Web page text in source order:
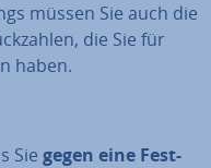
müssen Sie auch die
die Sie für
haben.
Sie gegen eine Fest­